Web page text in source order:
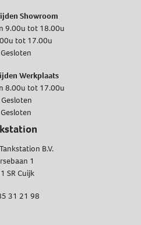
Showroom
9.00u tot 18.00u
tot 17.00u
Werkplaats
8.00u tot 17.00u
B.V.
1
SR Cuijk
31 21 98